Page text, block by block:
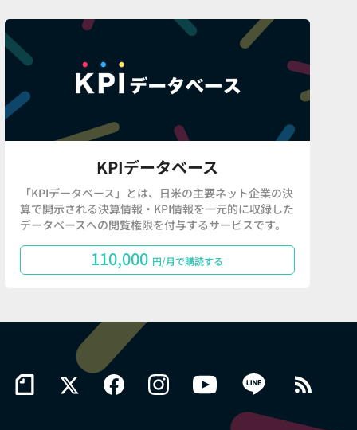
KPIデータベース
「KPIデータベース」とは、日米の主要ネット企業の決
算で開示される決算情報・KPI情報を一元的に収録した
データベースへの閲覧権限を付与するサービスです。
110,000 円/月で購読する